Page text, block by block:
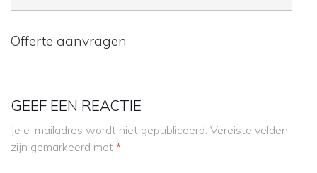
Offerte aanvragen
GEEF EEN REACTIE
Je e-mailadres wordt niet gepubliceerd. Vereiste velden
zijn gemarkeerd met *